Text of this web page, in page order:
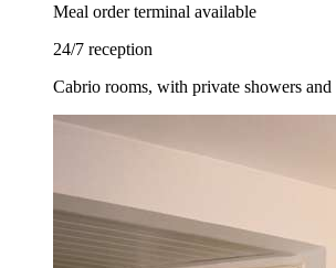
Meal order terminal available
24/7 reception
Cabrio rooms, with private showers